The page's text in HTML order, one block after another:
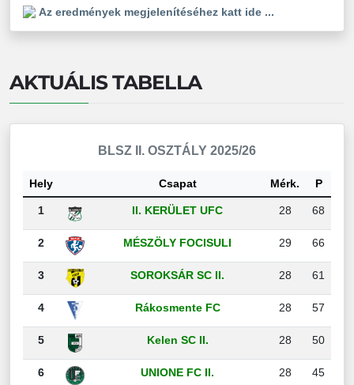
Az eredmények megjelenítéséhez katt ide ...
AKTUÁLIS TABELLA
BLSZ II. OSZTÁLY 2025/26
Hely Csapat Mérk. P
1 II. KERÜLET UFC 28 68
2 MÉSZÖLY FOCISULI 29 66
3 SOROKSÁR SC II. 28 61
4 Rákosmente FC 28 57
5 Kelen SC II. 28 50
6 UNIONE FC II. 28 45